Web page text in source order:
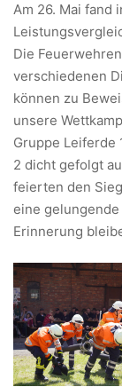
Am 26. Mai fand
Die
verschiedenen
können zu
unsere
Gruppe Leiferde
2 dicht gefolgt
feierten den
eine
Erinnerung